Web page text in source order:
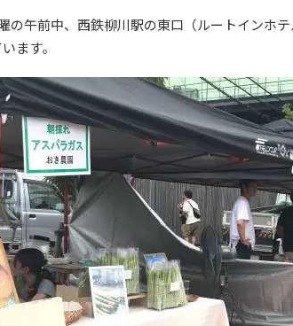
の午前中、西鉄柳川駅の東口（ルートインホ
ます。